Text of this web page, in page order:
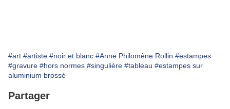
#art #artiste #noir et blanc #Anne Philomène Rollin #estampes
#gravure #hors normes #singulière #tableau #estampes sur
aluminium brossé
Partager